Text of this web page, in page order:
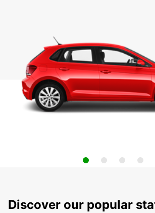
Discover our popular